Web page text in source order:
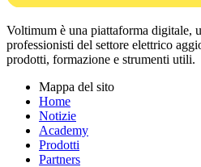
Voltimum è una piattaforma digitale,
professionisti del settore elettrico
prodotti, formazione e strumenti utili.
Mappa del sito
Home
Notizie
Academy
Prodotti
Partners